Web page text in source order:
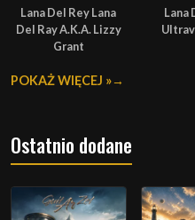
Lana Del Rey Lana
Del Ray A.K.A. Lizzy
Grant
Lana
POKAŻ WIĘCEJ »
Ostatnio dodane